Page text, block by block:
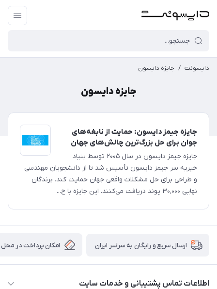
دایسونت / جایزه دایسون
جایزه دایسون
جایزه جیمز دایسون: حمایت از نابغه‌های
جوان برای حل بزرگ‌ترین چالش‌های جهان
جایزه جیمز دایسون در سال ۲۰۰۵ توسط بنیاد
خیریه سر جیمز دایسون تأسیس شد تا از دانشجویان مهندسی
و طراحی برای حل مشکلات واقعی جهان حمایت کند. برندگان
نهایی ۳۰٬۰۰۰ پوند دریافت می‌کنند. این جایزه با ح...
ارسال سریع و رایگان به سراسر ایران امکان پرداخت در محل
اطلاعات تماس پشتیبانی و خدمات سایت